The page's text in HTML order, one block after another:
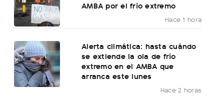
AMBA por el frío extremo
Hace 1 hora
Alerta climática: hasta cuándo
se extiende la ola de frío
extremo en el AMBA que
arranca este lunes
Hace 2 horas